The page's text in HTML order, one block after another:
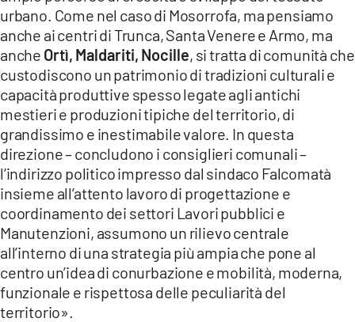
urbano. Come nel caso di Mosorrofa, ma pensiamo
anche ai centri di Trunca, Santa Venere e Armo, ma
anche Ortì, Maldariti, Nocille, si tratta di comunità che
custodiscono un patrimonio di tradizioni culturali e
capacità produttive spesso legate agli antichi
mestieri e produzioni tipiche del territorio, di
grandissimo e inestimabile valore. In questa
direzione – concludono i consiglieri comunali –
l’indirizzo politico impresso dal sindaco Falcomatà
insieme all’attento lavoro di progettazione e
coordinamento dei settori Lavori pubblici e
Manutenzioni, assumono un rilievo centrale
all’interno di una strategia più ampia che pone al
centro un’idea di conurbazione e mobilità, moderna,
funzionale e rispettosa delle peculiarità del
territorio».